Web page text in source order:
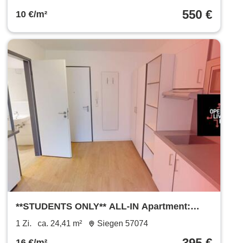
10 €/m² 550 €
**STUDENTS ONLY** ALL-IN Apartment:
Möbliert mit EBK, Bad und vielen Extras im
1 Zi. ca. 24,41 m² Siegen 57074